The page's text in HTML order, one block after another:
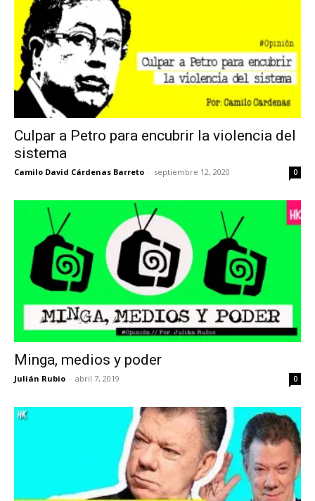
Culpar a Petro para encubrir la violencia del
sistema
Camilo David Cárdenas Barreto - septiembre 12, 2020 0
Minga, medios y poder
Julián Rubio - abril 7, 2019 0